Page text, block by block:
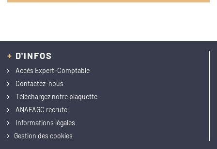
+ D'INFOS
Accès Expert-Comptable
Contactez-nous
Téléchargez notre plaquette
ANAFAGC recrute
Informations légales
Gestion des cookies